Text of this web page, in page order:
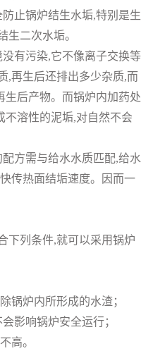
锅炉结生水垢,特别是生
生二次水垢。
污染,它不像离子交换等
,再生后还排出多少杂质,而
生后产物。而锅炉内加药处
不溶性的泥垢,对自然不会
需与给水水质匹配,给水
传热面结垢速度。因而一
下列条件,就可以采用锅炉
炉内所形成的水渣；
影响锅炉安全运行；
高。